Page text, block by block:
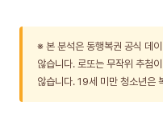
※ 본 분석은 동행복권 공식 데
않습니다. 로또는 무작위 추첨
않습니다. 19세 미만 청소년은